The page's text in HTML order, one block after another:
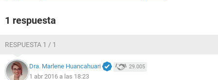
1 respuesta
RESPUESTA 1 / 1
Dra. Marlene Huancahuari 29.005
1 abr 2016 a las 18:23